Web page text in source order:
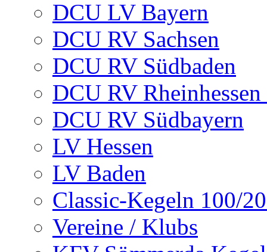
DCU LV Bayern
DCU RV Sachsen
DCU RV Südbaden
DCU RV
DCU RV Südbayern
LV Hessen
LV Baden
Classic-Kegeln 100/
Vereine / Klubs